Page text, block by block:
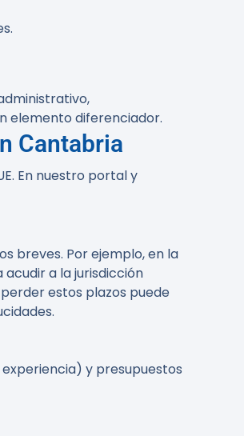
elemento diferenciador.
Cantabria
En nuestro portal y
breves. Por ejemplo, en la
a la jurisdicción
estos plazos puede
y presupuestos